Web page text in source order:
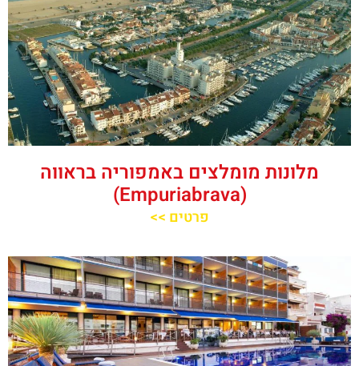
מלונות מומלצים באמפוריה בראווה
(Empuriabrava)
פרטים >>